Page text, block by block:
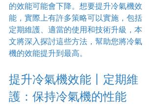
的效能可能會下降。想要提升冷氣機效
能，實際上有許多策略可以實施，包括
定期維護、適當的使用和技術升級，本
文將深入探討這些方法，幫助您將冷氣
機的效能提升到最高。
提升冷氣機效能⼁定期維
護：保持冷氣機的性能